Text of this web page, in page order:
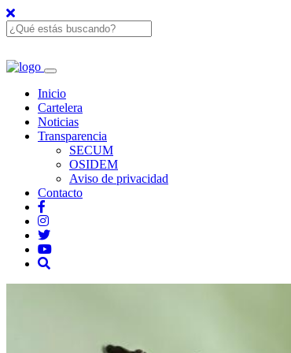
Inicio
Cartelera
Noticias
Transparencia
SECUM
OSIDEM
Aviso de privacidad
Contacto